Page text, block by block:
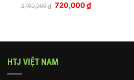
2,100,000₫ Giá
gốc
720,000₫Giá
hiện
HTJ VIỆT NAM